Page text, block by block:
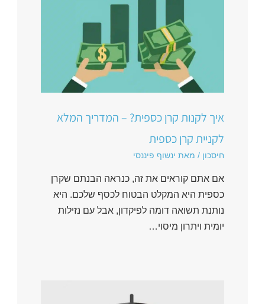
איך לקנות קרן כספית? – המדריך המלא
לקניית קרן כספית
חיסכון / מאת ינשוף פיננסי
אם אתם קוראים את זה, כנראה הבנתם שקרן
כספית היא המקלט הבטוח לכסף שלכם. היא
נותנת תשואה דומה לפיקדון, אבל עם נזילות
יומית ויתרון מיסוי…